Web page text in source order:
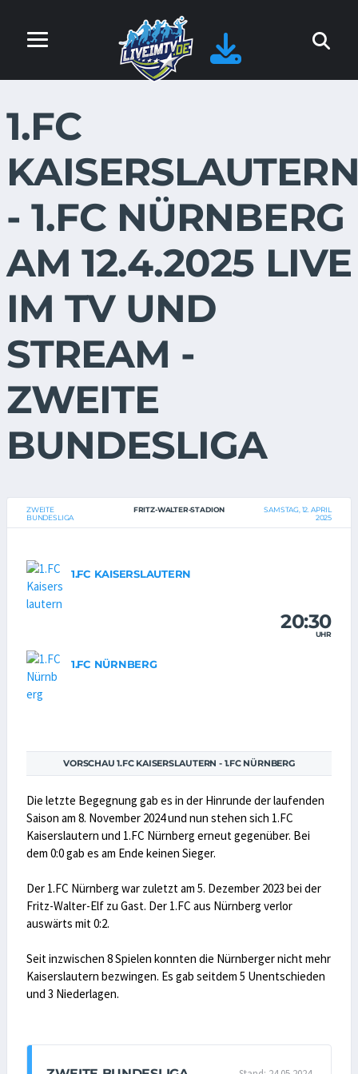
1.FC
- 1.FC NÜRNBERG
AM 12.4.2025 LIVE
IM TV UND
STREAM -
ZWEITE
BUNDESLIGA
ZWEITE
BUNDESLIGA
FRITZ-WALTER-STADION
SAMSTAG, 12. APRIL
2025
1.FC KAISERSLAUTERN
20:30
UHR
1.FC NÜRNBERG
VORSCHAU 1.FC KAISERSLAUTERN - 1.FC NÜRNBERG
Die letzte Begegnung gab es in der Hinrunde der laufenden
Saison am 8. November 2024 und nun stehen sich 1.FC
Kaiserslautern und 1.FC Nürnberg erneut gegenüber. Bei
dem 0:0 gab es am Ende keinen Sieger.
Der 1.FC Nürnberg war zuletzt am 5. Dezember 2023 bei der
Fritz-Walter-Elf zu Gast. Der 1.FC aus Nürnberg verlor
auswärts mit 0:2.
Seit inzwischen 8 Spielen konnten die Nürnberger nicht mehr
Kaiserslautern bezwingen. Es gab seitdem 5 Unentschieden
und 3 Niederlagen.